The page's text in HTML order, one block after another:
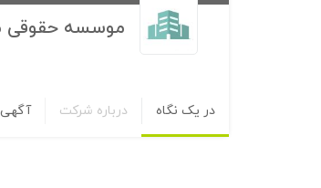
موسسه حقوقی
در یک نگاه درباره شرکت